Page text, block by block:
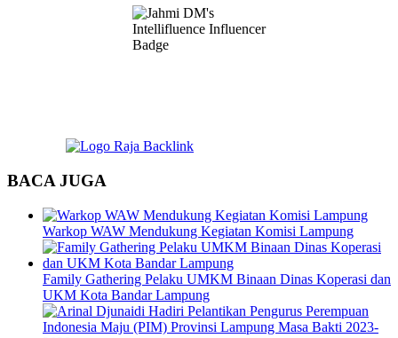
BACA JUGA
Warkop WAW Mendukung Kegiatan Komisi Lampung
Family Gathering Pelaku UMKM Binaan Dinas Koperasi dan
UKM Kota Bandar Lampung